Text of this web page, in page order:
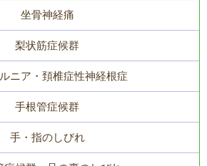
坐骨神経痛
梨状筋症候群
ニア・頚椎症性神経根症
手根管症候群
手・指のしびれ